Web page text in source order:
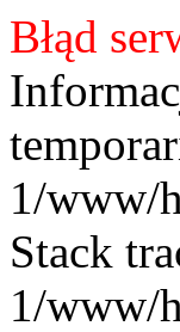
Błąd
1/www/
Stack
1/www/